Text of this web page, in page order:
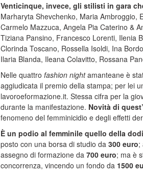
Venticinque, invece, gli stilisti in gara
Marharyta Shevchenko, Maria Ambroggio,
Carmelo Mazzuca, Angela Pia Caterino &
Tiziana Pansino, Francesco Lorenti, Ilenia
Clorinda Toscano, Rossella Isoldi, Ina
Ilaria Blanda, Ileana Colavitto, Rossana
Nelle quattro fashion nightamanteane è
aggiudicata il premio della stampa; per lei
lavoroeformazione.it. Stessa cifra per la
durante la manifestazione. Novità di
fenomeno del femminicidio e degli effetti
È un podio al femminile quello della
posto con una borsa di studio da 300 euro;
assegno di formazione da 700 euro; ma è
concorrenza, vincendo un fondo da 1500